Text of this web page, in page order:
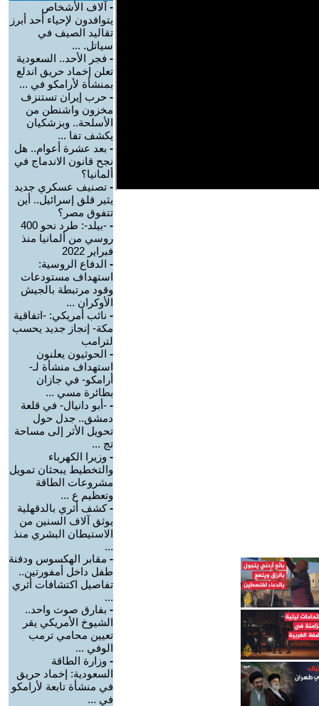
- آلاف الأشخاص
يتوافدون لإحياء أحد أبرز
تقاليد الصيف في
سياتل. ...
- فجر الأحد.. السعودية
تعلن إخماد حريق اندلع
بمنشأة لأرامكو في ...
- حرب إيران تستنزف
مخزون واشنطن من
الأسلحة.. وبزشكيان
يكشف تفا ...
- بعد عشرة أعوام.. هل
نجح قانون الاندماج في
ألمانيا؟
- تصنيف عسكري جديد
يثير قلق إسرائيل.. أين
تتفوق مصر؟
-
-بيلد-: طرد نحو 400
روسي من ألمانيا منذ
فبراير 2022
- الدفاع الروسية:
استهداف مستودعات
وقود مرتبطة بالجيش
الأوكران ...
- نائب أمريكي: -اتفاقية
مكة- إنجاز جديد يحسب
لترامب
- الحوثيون يعلنون
استهداف منشأة لـ-
أرامكو- في جازان
بطائرة مسي ...
- -أبو دانيال- في قلعة
دمشق.. جدل حول
تحويل الأثر إلى مساحة
تج ...
- وزيرا الكهرباء
والتخطيط يبحثان تمويل
مشروعات الطاقة
وتعظيم ع ...
-كشف أثري بالدقهلية
يوثق آلاف السنين من
الاستيطان البشري منذ
...
- مقابر الهكسوس ودفنة
طفل داخل أمفورتين..
تفاصيل اكتشافات أثري
...
- بفارق صوت واحد..
الشيوخ الأمريكي يقر
تعيين محامي ترمب
الوفي ...
- وزارة الطاقة
السعودية: إخماد حريق
في منشأة تابعة لأرامكو
في ...